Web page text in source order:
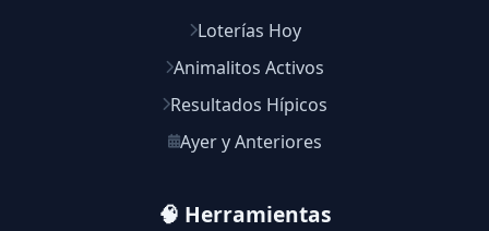
Loterías Hoy
Animalitos Activos
Resultados Hípicos
Ayer y Anteriores
🧠 Herramientas